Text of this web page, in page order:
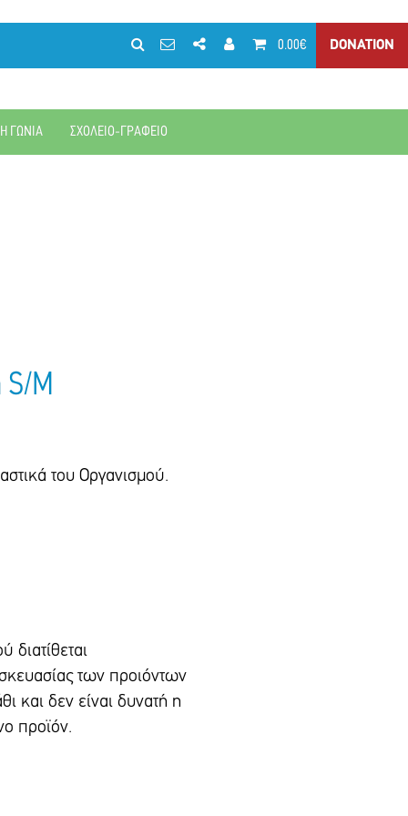
0.00€ DONATION
ΓΩΝΙΑ ΣΧΟΛΕΙΟ-ΓΡΑΦΕΙΟ
S/M
του Οργανισμού.
διατίθεται
των προιόντων
και δεν είναι δυνατή η
προϊόν.